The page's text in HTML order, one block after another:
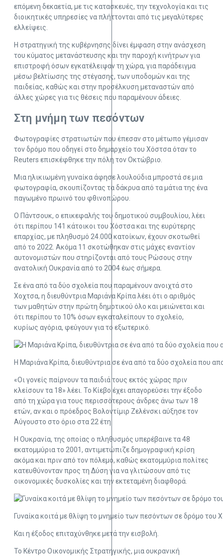
επόμενη δεκαετία, με τις κατασκευές, την τεχνολογία και τις
διοικητικές υπηρεσίες να πλήττονται από τις μεγαλύτερες
ελλείψεις.
Η στρατηγική της κυβέρνησης δίνει έμφαση στην ανάσχεση
του κύματος μετανάστευσης και την παροχή κινήτρων για
επιστροφή όσων εγκατέλειψαν τη χώρα, για παράδειγμα
μέσω βελτίωσης της στέγασης, των υποδομών και της
παιδείας, καθώς και στην προσέλκυση μεταναστών από
άλλες χώρες για τις θέσεις που παραμένουν άδειες.
Στη μνήμη των πεσόντων
Φωτογραφίες στρατιωτών που έπεσαν στο μέτωπο γέμισαν
τον δρόμο που οδηγεί στο δημαρχείο του Χόστσα όταν το
Reuters επισκέφθηκε την πόλη τον Οκτώβριο.
Μια ηλικιωμένη γυναίκα άφησε λουλούδια μπροστά σε μια
φωτογραφία, σκουπίζοντας τα δάκρυα από τα μάτια της ένα
παγωμένο πρωινό του φθινοπώρου.
Ο Πάντσουκ, ο επικεφαλής του δημοτικού συμβουλίου, λέει
ότι περίπου 141 κάτοικοι του Χόστσα και της ευρύτερης
επαρχίας, με πληθυσμό 24.000 κατοίκων, έχουν σκοτωθεί
από το 2022. Ακόμα 11 σκοτώθηκαν στις μάχες εναντίον
αυτονομιστών που στηρίζονται από τους Ρώσους στην
ανατολική Ουκρανία από το 2004 έως σήμερα.
Σε ένα από τα δύο σχολεία που παραμένουν ανοιχτά στο
Χοχτσα, η διευθύντρια Μαριάνα Κρίπα λέει ότι ο αριθμός
των μαθητών στην πρώτη δημοτικού όλο και μειώνεται και
ότι περίπου το 10% όσων εγκαταλείπουν το σχολείο,
κυρίως αγόρια, φεύγουν για το εξωτερικό.
Η Μαριάνα Κρίπα, διευθύντρια σε ένα από τα δύο σχολεία που
«Οι γονείς παίρνουν τα παιδιά τους εκτός χώρας πριν
κλείσουν τα 18» λέει. Το Κίεβο έχει απαγορεύσει την έξοδο
από τη χώρα για τους περισσότερους άνδρες άνω των 18
ετών, αν και ο πρόεδρος Βολοντίμιρ Ζελένσκι αύξησε τον
Αύγουστο στο όριο στα 22 έτη.
Η Ουκρανία, της οποίας ο πληθυσμός υπερέβαινε τα 48
εκατομμύρια το 2001, αντιμετώπιζε δημογραφική κρίση
ακόμα και πριν από τον πόλεμο, καθώς εκατομμύρια πολίτες
κατευθύνονταν προς τη Δύση για να γλιτώσουν από τις
οικονομικές δυσκολίες και την εκτεταμένη διαφθορά.
Γυναίκα κοιτά με θλίψη το μνημείο των πεσόντων σε δρόμο
Και η έξοδος επιταχύνθηκε μετά την εισβολή.
Το Κέντρο Οικονομικής Στρατηγικής, μια ουκρανική